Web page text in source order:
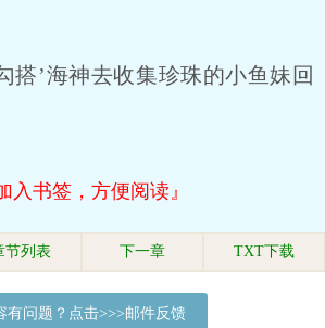
搭’海神去收集珍珠的小鱼妹回
入书签，方便阅读』
节列表 下一章 TXT下载
有问题？点击>>>邮件反馈